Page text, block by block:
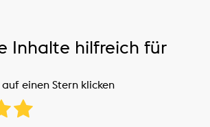
Inhalte hilfreich für
einen Stern klicken